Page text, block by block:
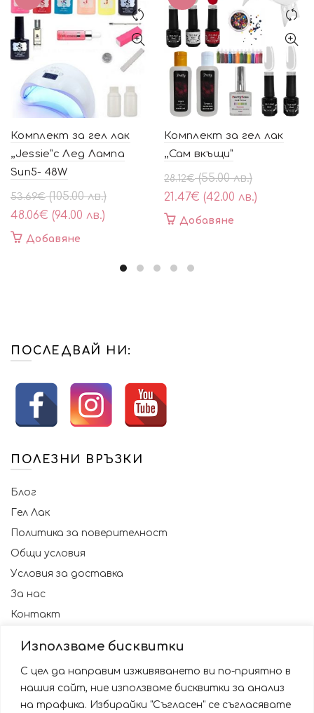
Използваме бисквитки
С цел да направим изживяването ви по-приятно в
нашия сайт, ние използваме бисквитки за анализ
на трафика. Избирайки "Съгласен" се съгласявате
Комплект за гел лак
,,Jessie”с Лед Лампа
Sun5- 48W
53.69€ (105.00 лв.)
Original
price
was:
53.69€
48.06€ (94.00 лв.)
Текущата
цена
е:
48.06€
Добавяне
Комплект за гел лак
,,Сам вкъщи”
28.12€ (55.00 лв.)
Original
price
was:
28.12€
лв.).
21.47€ (42.00 лв.)
Текущата
цена
е:
21.47€
лв.).
Добавяне
ПОСЛЕДВАЙ НИ:
ПОЛЕЗНИ ВРЪЗКИ
Блог
Гел Лак
Политика за поверителност
Общи условия
Условия за доставка
За нас
Контакт